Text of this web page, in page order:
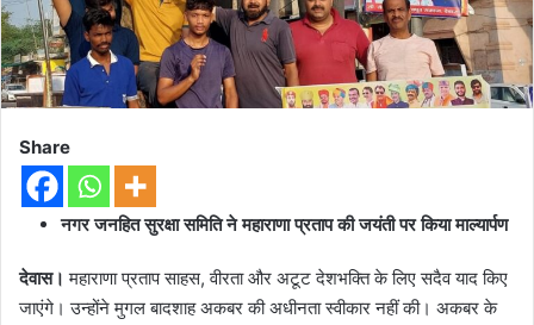
Share
नगर जनहित सुरक्षा समिति ने महाराणा प्रताप की जयंती पर किया माल्यार्पण
देवास। महाराणा प्रताप साहस, वीरता और अटूट देशभक्ति के लिए सदैव याद किए
जाएंगे। उन्होंने मुगल बादशाह अकबर की अधीनता स्वीकार नहीं की। अकबर के